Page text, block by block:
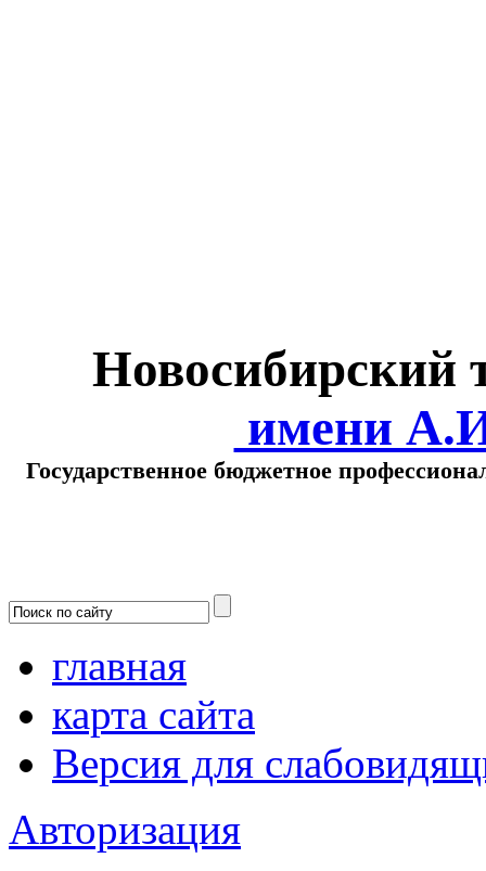
Новосибирский
имени
Государственное бюджетное
главная
карта сайта
Версия для
Авторизация